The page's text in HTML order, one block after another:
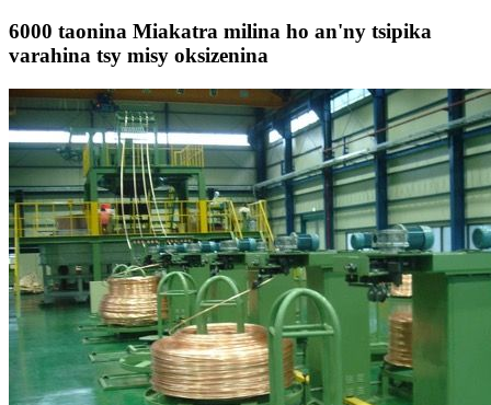
6000 taonina Miakatra milina ho an'ny tsipika
varahina tsy misy oksizenina